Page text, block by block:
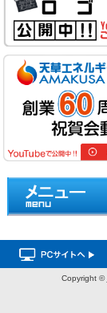
Copyright ©